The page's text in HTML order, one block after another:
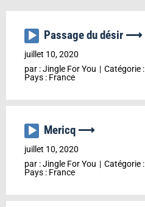
Lecteur
audio
Passage du désir ⟶
juillet 10, 2020
par :Jingle For You Catégorie :
Pays : France
Lecteur
audio
Mericq ⟶
juillet 10, 2020
par :Jingle For You Catégorie :
Pays : France